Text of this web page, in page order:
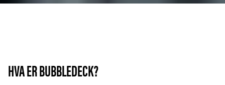
HVA ER BUBBLEDECK?